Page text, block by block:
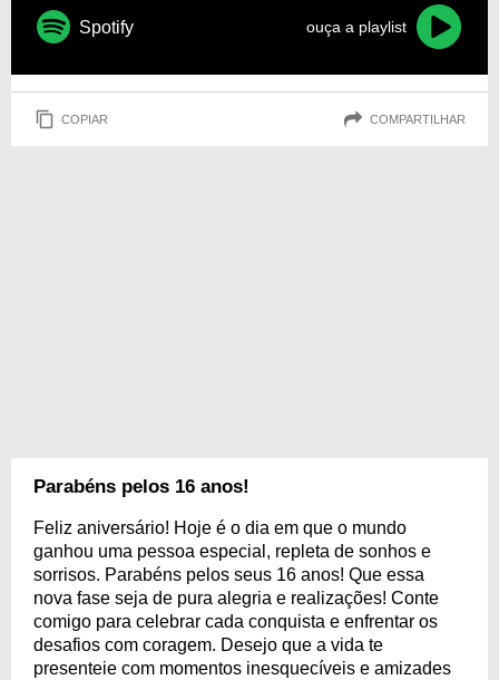
Spotify ouça a playlist
COPIAR COMPARTILHAR
Parabéns pelos 16 anos!
Feliz aniversário! Hoje é o dia em que o mundo
ganhou uma pessoa especial, repleta de sonhos e
sorrisos. Parabéns pelos seus 16 anos! Que essa
nova fase seja de pura alegria e realizações! Conte
comigo para celebrar cada conquista e enfrentar os
desafios com coragem. Desejo que a vida te
presenteie com momentos inesquecíveis e amizades